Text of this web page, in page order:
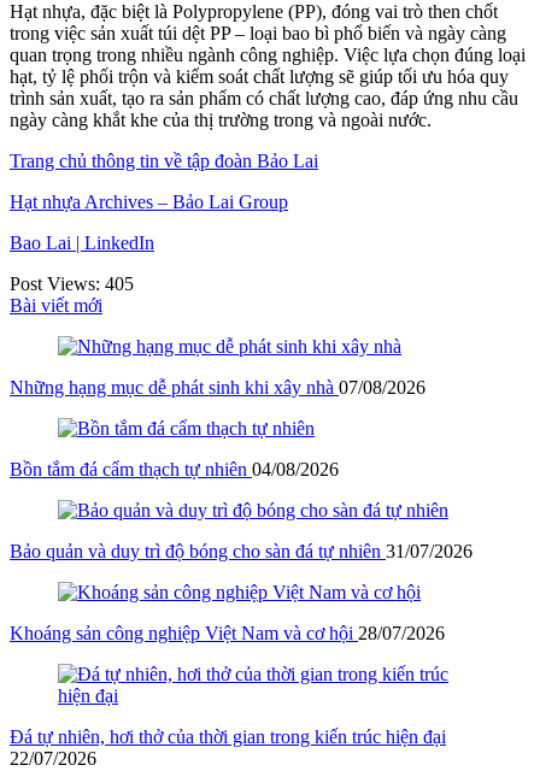
Hạt nhựa, đặc biệt là Polypropylene (PP), đóng vai trò then chốt
trong việc sản xuất túi dệt PP – loại bao bì phổ biến và ngày càng
quan trọng trong nhiều ngành công nghiệp. Việc lựa chọn đúng loại
hạt, tỷ lệ phối trộn và kiểm soát chất lượng sẽ giúp tối ưu hóa quy
trình sản xuất, tạo ra sản phẩm có chất lượng cao, đáp ứng nhu cầu
ngày càng khắt khe của thị trường trong và ngoài nước.
Trang chủ thông tin về tập đoàn Bảo Lai
Hạt nhựa Archives – Bảo Lai Group
Bao Lai | LinkedIn
Post Views: 405
Bài viết mới
Những hạng mục dễ phát sinh khi xây nhà 07/08/2026
Bồn tắm đá cẩm thạch tự nhiên 04/08/2026
Bảo quản và duy trì độ bóng cho sàn đá tự nhiên 31/07/2026
Khoáng sản công nghiệp Việt Nam và cơ hội 28/07/2026
Đá tự nhiên, hơi thở của thời gian trong kiến trúc hiện đại
22/07/2026